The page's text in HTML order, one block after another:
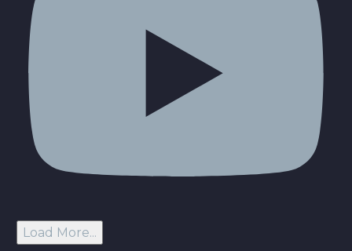
Load More...